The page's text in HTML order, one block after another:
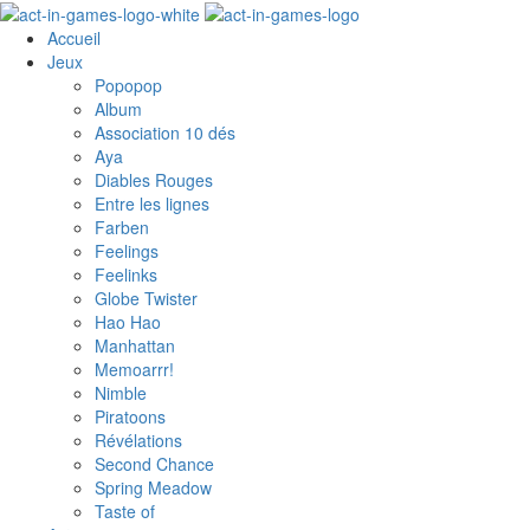
Accueil
Jeux
Popopop
Album
Association 10 dés
Aya
Diables Rouges
Entre les lignes
Farben
Feelings
Feelinks
Globe Twister
Hao Hao
Manhattan
Memoarrr!
Nimble
Piratoons
Révélations
Second Chance
Spring Meadow
Taste of